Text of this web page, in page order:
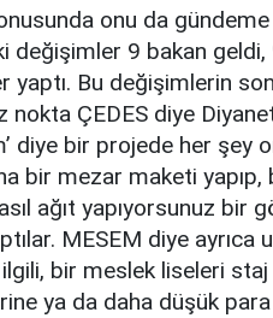
onu da
değişimler 9 bakan
yaptı. Bu değişimlerin
nokta ÇEDES diye
diye bir projede her şey
bir mezar maketi
ağıt yapıyorsunuz bir
MESEM diye
bir meslek liseleri
ya da daha düşük